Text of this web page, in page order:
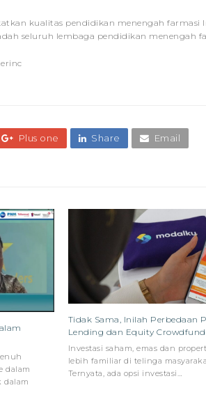
kualitas pendidikan menengah farmasi
seluruh lembaga pendidikan menengah
Plus one Share Email
dalam
dalam
Tidak Sama, Inilah Perbedaan
Lending dan Equity
Investasi saham, emas dan
lebih familiar di telinga
Ternyata, ada opsi investasi…